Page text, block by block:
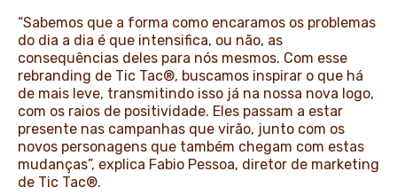
“Sabemos que a forma como encaramos os problemas
do dia a dia é que intensifica, ou não, as
consequências deles para nós mesmos. Com esse
rebranding de Tic Tac®, buscamos inspirar o que há
de mais leve, transmitindo isso já na nossa nova logo,
com os raios de positividade. Eles passam a estar
presente nas campanhas que virão, junto com os
novos personagens que também chegam com estas
mudanças”, explica Fabio Pessoa, diretor de marketing
de Tic Tac®.